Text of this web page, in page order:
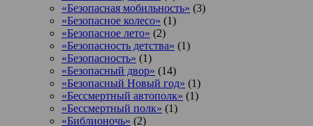
«Безопасная мобильность» (3)
«Безопасное колесо» (1)
«Безопасное лето» (2)
«Безопасность детства» (1)
«Безопасность» (1)
«Безопасный двор» (14)
«Безопасный Новый год» (1)
«Бессмертный автополк» (1)
«Бессмертный полк» (1)
«Библионочь» (2)